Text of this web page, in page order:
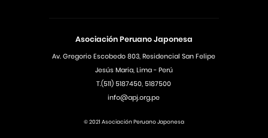
Asociación Peruano Japonesa
Av. Gregorio Escobedo 803, Residencial San Felipe
Jesús Maria, Lima - Perú
T.(511) 5187450, 5187500
info@apj.org.pe
© 2021 Asociación Peruano Japonesa